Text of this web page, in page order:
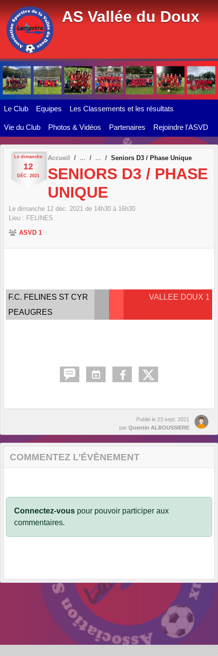
AS Vallée du Doux
Le Club Equipes Les Classements et les résultats
Vie du Club Photos & Vidéos Partenaires Rejoindre l'ASVD
Le dimanche
12
DÉC. 2021
Accueil Seniors D3 / Phase Unique
SENIORS D3 / PHASE
UNIQUE
Le dimanche 12 déc. 2021 de 14h30 à 16h30
Lieu : FELINES
ASVD 1
F.C. FELINES ST CYR
PEAUGRES
VALLEE DOUX 1
Publié le 23 sept. 2021
par Quentin ALBOUSSIERE
COMMENTEZ L’ÉVÈNEMENT
Connectez-vous pour pouvoir participer aux
commentaires.
Panneau de gestion des cookies